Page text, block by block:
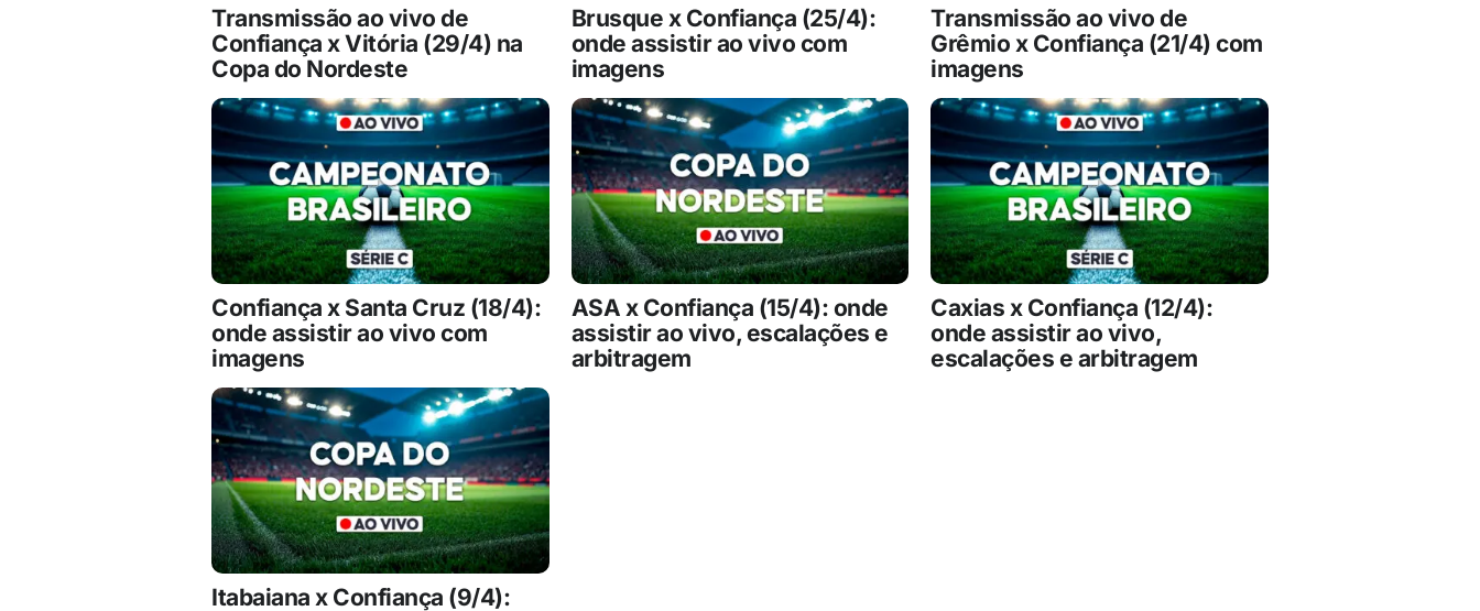
Transmissão ao vivo de
Confiança x Vitória (29/4) na
Copa do Nordeste
Brusque x Confiança (25/4):
onde assistir ao vivo com
imagens
Transmissão ao vivo de
Grêmio x Confiança (21/4) com
imagens
Confiança x Santa Cruz (18/4):
onde assistir ao vivo com
imagens
ASA x Confiança (15/4): onde
assistir ao vivo, escalações e
arbitragem
Caxias x Confiança (12/4):
onde assistir ao vivo,
escalações e arbitragem
Itabaiana x Confiança (9/4):